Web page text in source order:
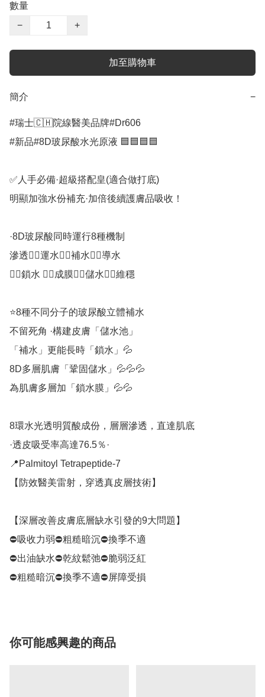
數量
−
+
加至購物車
簡介 −
#瑞士🇨🇭院線醫美品牌#Dr606
#新品#8D玻尿酸水光原液 🟦🟦🟦🟦
✅人手必備·超級搭配皇(適合做打底)
明顯加強水份補充·加倍後續護膚品吸收！
·8D玻尿酸同時運行8種機制
滲透👉🏻運水👉🏻補水👉🏻導水
👉🏻鎖水 👉🏻成膜👉🏻儲水👉🏻維穩
⭐️8種不同分子的玻尿酸立體補水
不留死角 ·構建皮膚「儲水池」
「補水」更能長時「鎖水」💦
8D多層肌膚「鞏固儲水」💦💦💦
為肌膚多層加「鎖水膜」💦💦
8環水光透明質酸成份，層層滲透，直達肌底
·透皮吸受率高達76.5％·
📍Palmitoyl Tetrapeptide-7
【防效醫美雷射，穿透真皮層技術】
【深層改善皮膚底層缺水引發的9大問題】
⛔️吸收力弱⛔️粗糙暗沉⛔️換季不適
⛔️出油缺水⛔️乾紋鬆弛⛔️脆弱泛紅
⛔️粗糙暗沉⛔️換季不適⛔️屏障受損
你可能感興趣的商品